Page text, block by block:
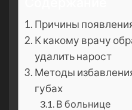
Причины
К какому врачу
удалить нарост
Методы
губах
В больнице